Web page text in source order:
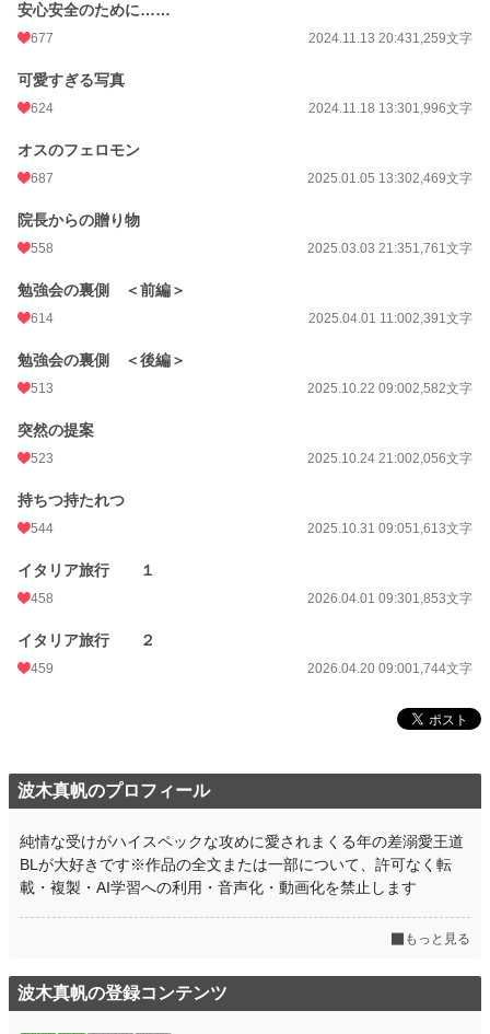
安心安全のために……
677 2024.11.13 20:431,259文字
可愛すぎる写真
624 2024.11.18 13:301,996文字
オスのフェロモン
687 2025.01.05 13:302,469文字
院長からの贈り物
558 2025.03.03 21:351,761文字
勉強会の裏側 ＜前編＞
614 2025.04.01 11:002,391文字
勉強会の裏側 ＜後編＞
513 2025.10.22 09:002,582文字
突然の提案
523 2025.10.24 21:002,056文字
持ちつ持たれつ
544 2025.10.31 09:051,613文字
イタリア旅行 １
458 2026.04.01 09:301,853文字
イタリア旅行 ２
459 2026.04.20 09:001,744文字
波木真帆のプロフィール
純情な受けがハイスペックな攻めに愛されまくる年の差溺愛王道
BLが大好きです※作品の全文または一部について、許可なく転
載・複製・AI学習への利用・音声化・動画化を禁止します
もっと見る
波木真帆の登録コンテンツ